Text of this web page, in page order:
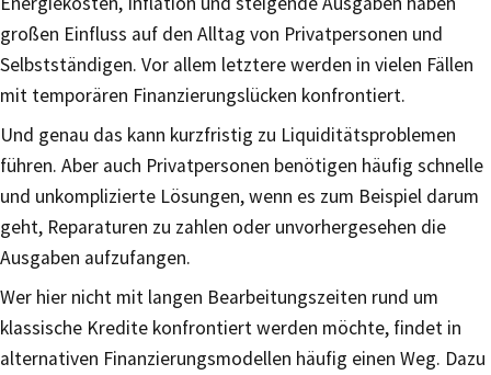
großen Einfluss auf den Alltag von Privatpersonen und
Selbstständigen. Vor allem letztere werden in vielen Fällen
mit temporären Finanzierungslücken konfrontiert.
Und genau das kann kurzfristig zu Liquiditätsproblemen
führen. Aber auch Privatpersonen benötigen häufig schnelle
und unkomplizierte Lösungen, wenn es zum Beispiel darum
geht, Reparaturen zu zahlen oder unvorhergesehen die
Ausgaben aufzufangen.
Wer hier nicht mit langen Bearbeitungszeiten rund um
klassische Kredite konfrontiert werden möchte, findet in
alternativen Finanzierungsmodellen häufig einen Weg. Dazu